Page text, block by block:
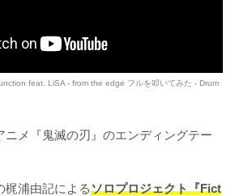
feat. LiSA - from the edge フルを叩いてみた - Drum
ニメ『鬼滅の刃』のエンディングテー
梶浦由記によるソロプロジェクト『Fict